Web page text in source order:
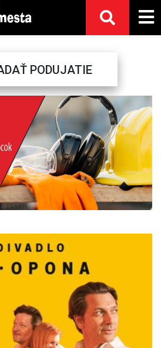
PODUJATIE
Next